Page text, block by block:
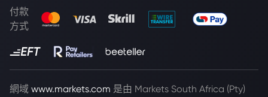
付款
方式
網域 www.markets.com 是由 Markets South Africa (Pty)